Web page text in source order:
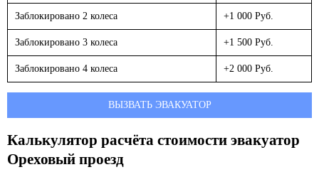
Заблокировано 2 колеса +1 000 Руб.
Заблокировано 3 колеса +1 500 Руб.
Заблокировано 4 колеса +2 000 Руб.
ВЫЗВАТЬ ЭВАКУАТОР
Калькулятор расчёта стоимости эвакуатор
Ореховый проезд